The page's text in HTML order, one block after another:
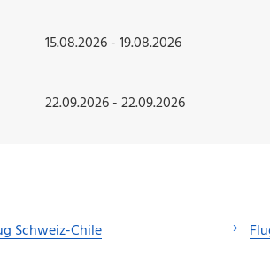
15.08.2026 - 19.08.2026
22.09.2026 - 22.09.2026
Schweiz-Chile